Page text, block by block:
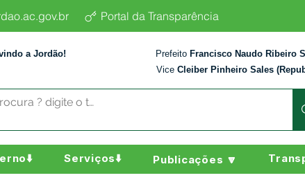
Portal da Transparência
a Jordão! Prefeito Francisco Naudo Ribeiro
Vice Cleiber Pinheiro Sales
Serviços⬇️ Publicações 🔽